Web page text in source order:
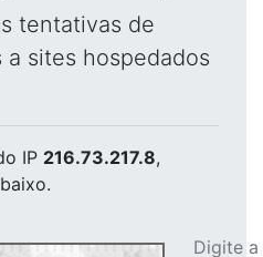
tentativas de
a sites hospedados
IP 216.73.217.8,
Digite